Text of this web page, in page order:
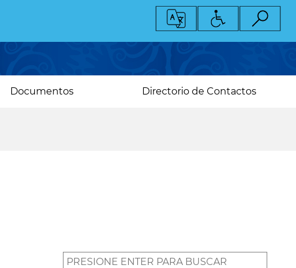
Documentos Directorio de Contactos